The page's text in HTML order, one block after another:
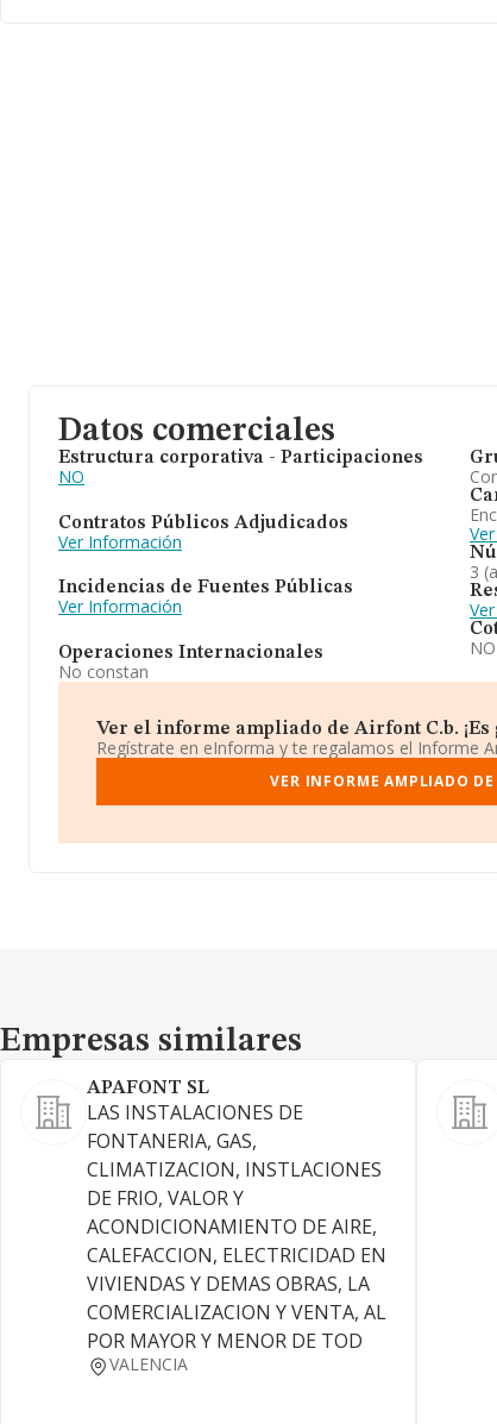
Datos comerciales
Estructura corporativa - Participaciones
NO
Contratos Públicos Adjudicados
Ver Información
Incidencias de Fuentes Públicas
Ver Información
Operaciones Internacionales
No constan
3
NO
Ver el informe ampliado de Airfont C.b. ¡Es
Regístrate en eInforma y te regalamos el Informe
VER INFORME AMPLIADO
Empresas similares
Empresas similares
APAFONT SL
LAS INSTALACIONES DE
FONTANERIA, GAS,
CLIMATIZACION, INSTLACIONES
DE FRIO, VALOR Y
ACONDICIONAMIENTO DE AIRE,
CALEFACCION, ELECTRICIDAD EN
VIVIENDAS Y DEMAS OBRAS, LA
COMERCIALIZACION Y VENTA, AL
POR MAYOR Y MENOR DE TOD
VALENCIA